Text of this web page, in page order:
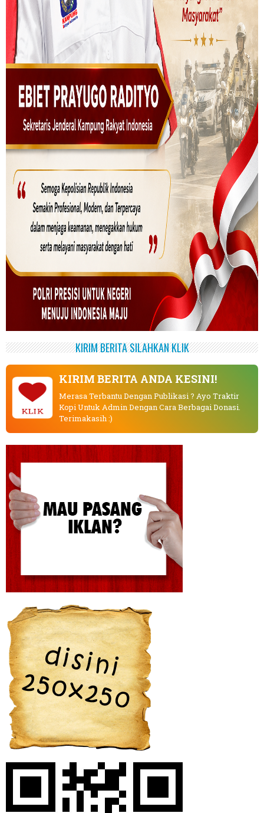
KIRIM BERITA SILAHKAN KLIK
KLIK
KIRIM BERITA ANDA KESINI!
Merasa Terbantu Dengan Publikasi ? Ayo Traktir
Kopi Untuk Admin Dengan Cara Berbagai Donasi.
Terimakasih :)